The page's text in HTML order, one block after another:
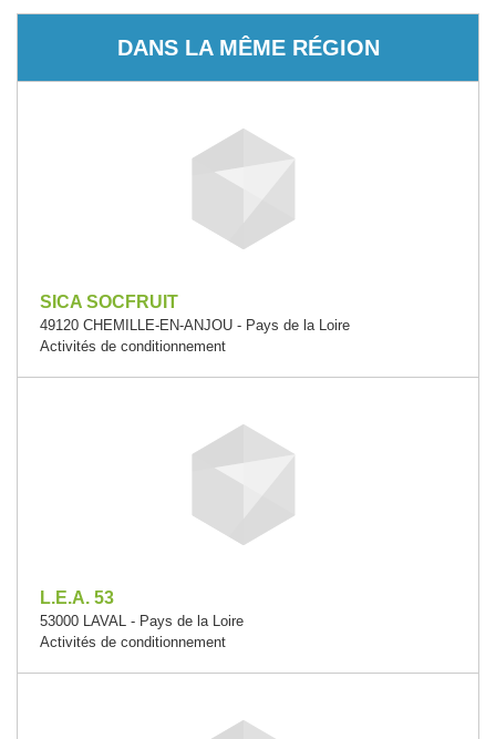
DANS LA MÊME RÉGION
SICA SOCFRUIT
49120 CHEMILLE-EN-ANJOU - Pays de la Loire
Activités de conditionnement
L.E.A. 53
53000 LAVAL - Pays de la Loire
Activités de conditionnement